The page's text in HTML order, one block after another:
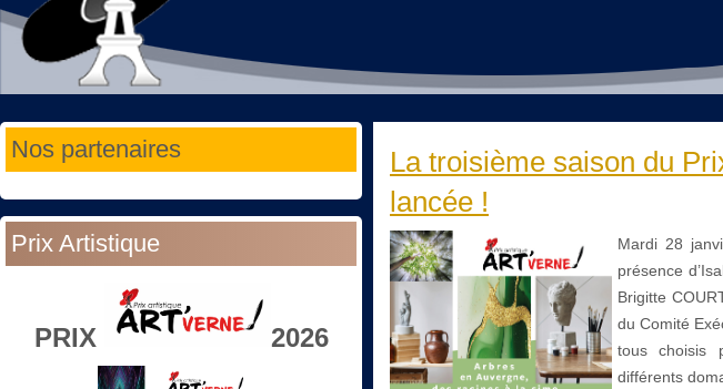
Nos partenaires
Prix Artistique
PRIX 2026
La troisième saison du
lancée !
Mardi 28
présence
Brigitte
du Comité
tous choisis
différents